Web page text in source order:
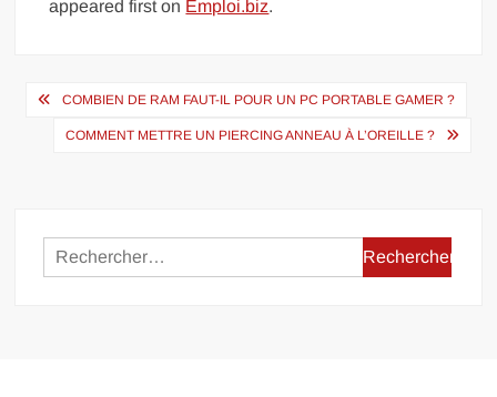
appeared first on Emploi.biz.
Navigation
COMBIEN DE RAM FAUT-IL POUR UN PC PORTABLE GAMER ?
COMMENT METTRE UN PIERCING ANNEAU À L’OREILLE ?
Rechercher :